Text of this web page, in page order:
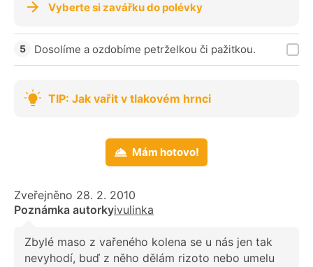
Vyberte si zavářku do polévky
Dosolíme a ozdobíme petrželkou či pažitkou.
TIP: Jak vařit v tlakovém hrnci
Mám hotovo!
Zveřejněno 28. 2. 2010
Poznámka autorkyivulinka
Zbylé maso z vařeného kolena se u nás jen tak
nevyhodí, buď z něho dělám rizoto nebo umelu